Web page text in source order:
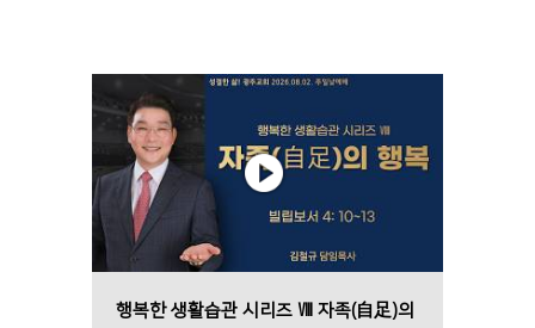
행복한 생활습관 시리즈 Ⅷ 자족(自足)의